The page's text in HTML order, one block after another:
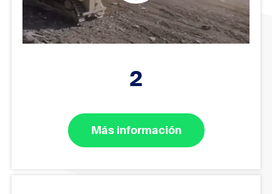
2
Más información